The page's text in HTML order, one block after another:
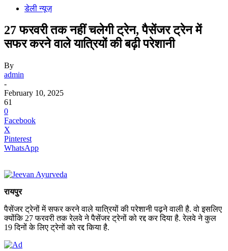
डेली न्यूज़
27 फरवरी तक नहीं चलेगी ट्रेन, पैसेंजर ट्रेन में
सफर करने वाले यात्रियों की बढ़ी परेशानी
By
admin
-
February 10, 2025
61
0
Facebook
X
Pinterest
WhatsApp
रायपुर
पैसेंजर ट्रेनों में सफर करने वाले यात्रियों की परेशानी पढ़ने वाली है. वो इसलिए
क्योंकि 27 फरवरी तक रेलवे ने पैसेंजर ट्रेनों को रद्द कर दिया है. रेलवे ने कुल
19 दिनों के लिए ट्रेनों को रद्द किया है.